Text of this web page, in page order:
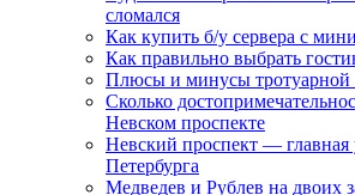
сломался
Как купить б/у сервера с
Как правильно выбрать
Плюсы и минусы тротуарной
Сколько
Невском проспекте
Невский проспект — главная
Петербурга
Медведев и Рублев на двоих